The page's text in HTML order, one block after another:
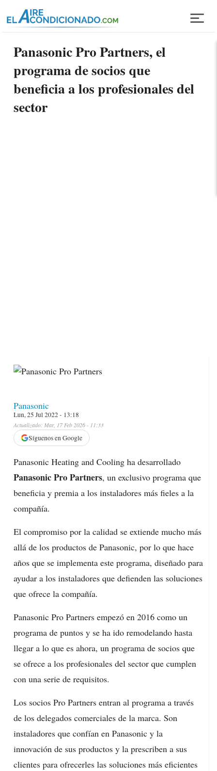
Panasonic Pro Partners, el
programa de socios que
beneficia a los profesionales del
sector
Panasonic
Lun, 25 Jul 2022 - 13:18
Actualizado: Mar, 17 Feb 2026 - 11:33
Síguenos en Google
Panasonic Heating and Cooling ha desarrollado
Panasonic Pro Partners, un exclusivo programa que
beneficia y premia a los instaladores más fieles a la
compañía.
El compromiso por la calidad se extiende mucho más
allá de los productos de Panasonic, por lo que hace
años que se implementa este programa, diseñado para
ayudar a los instaladores que defienden las soluciones
que ofrece la compañía.
Panasonic Pro Partners empezó en 2016 como un
programa de puntos y se ha ido remodelando hasta
llegar a lo que es ahora, un programa de socios que
se ofrece a los profesionales del sector que cumplen
con una serie de requisitos.
Los socios Pro Partners entran al programa a través
de los delegados comerciales de la marca. Son
instaladores que confían en Panasonic y la
innovación de sus productos y la prescriben a sus
clientes para ofrecerles las soluciones más eficientes